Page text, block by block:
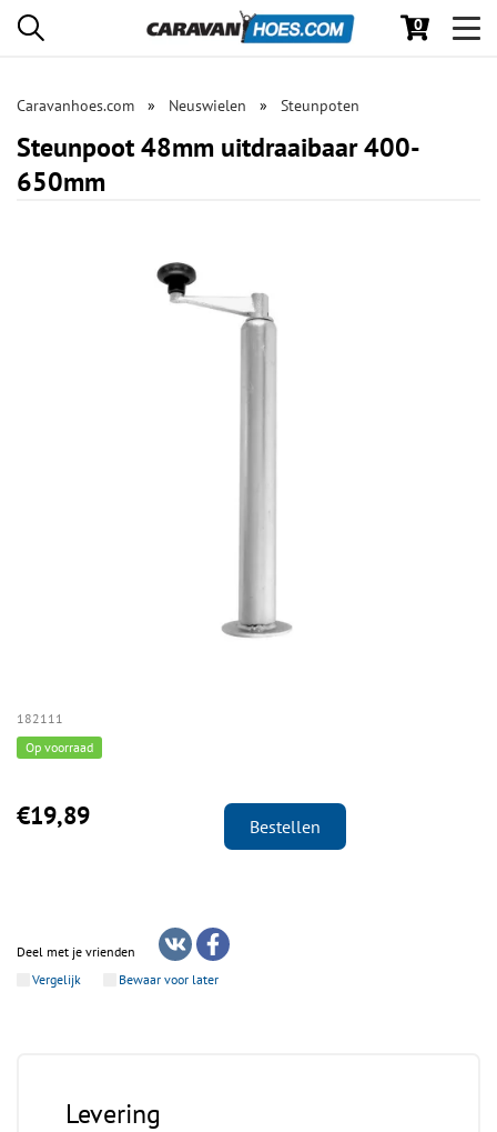
0
Caravanhoes.com Neuswielen Steunpoten
Steunpoot 48mm uitdraaibaar 400-
650mm
182111
Op voorraad
€19,89 Bestellen
Deel met je vrienden
Vergelijk
Bewaar voor later
Levering